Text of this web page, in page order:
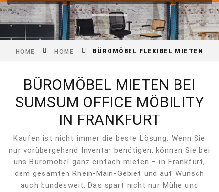
HOME HOME BÜROMÖBEL FLEXIBEL MIETEN
BÜROMÖBEL MIETEN BEI
SUMSUM OFFICE MÖBILITY
IN FRANKFURT
Kaufen ist nicht immer die beste Lösung: Wenn Sie
nur vorübergehend Inventar benötigen, können Sie bei
uns Büromöbel ganz einfach mieten – in Frankfurt,
dem gesamten Rhein-Main-Gebiet und auf Wunsch
auch bundesweit. Das spart nicht nur Mühe und